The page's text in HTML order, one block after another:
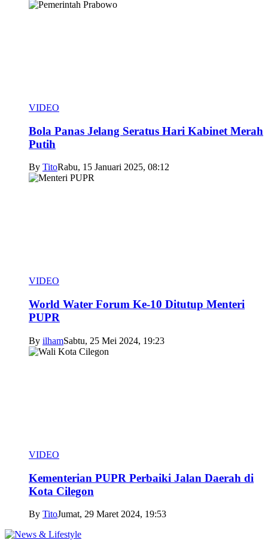
VIDEO
Bola Panas Jelang Seratus Hari Kabinet Merah
Putih
By TitoRabu, 15 Januari 2025, 08:12
VIDEO
World Water Forum Ke-10 Ditutup Menteri
PUPR
By ilhamSabtu, 25 Mei 2024, 19:23
VIDEO
Kementerian PUPR Perbaiki Jalan Daerah di
Kota Cilegon
By TitoJumat, 29 Maret 2024, 19:53